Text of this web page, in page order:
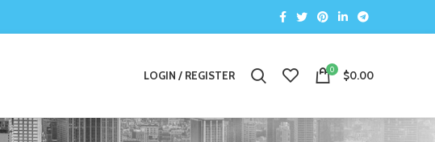
LOGIN / REGISTER 0 $0.00